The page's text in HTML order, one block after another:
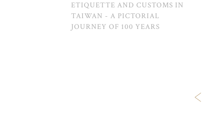
ETIQUETTE AND CUSTOMS IN
TAIWAN - A PICTORIAL
JOURNEY OF 100 YEARS